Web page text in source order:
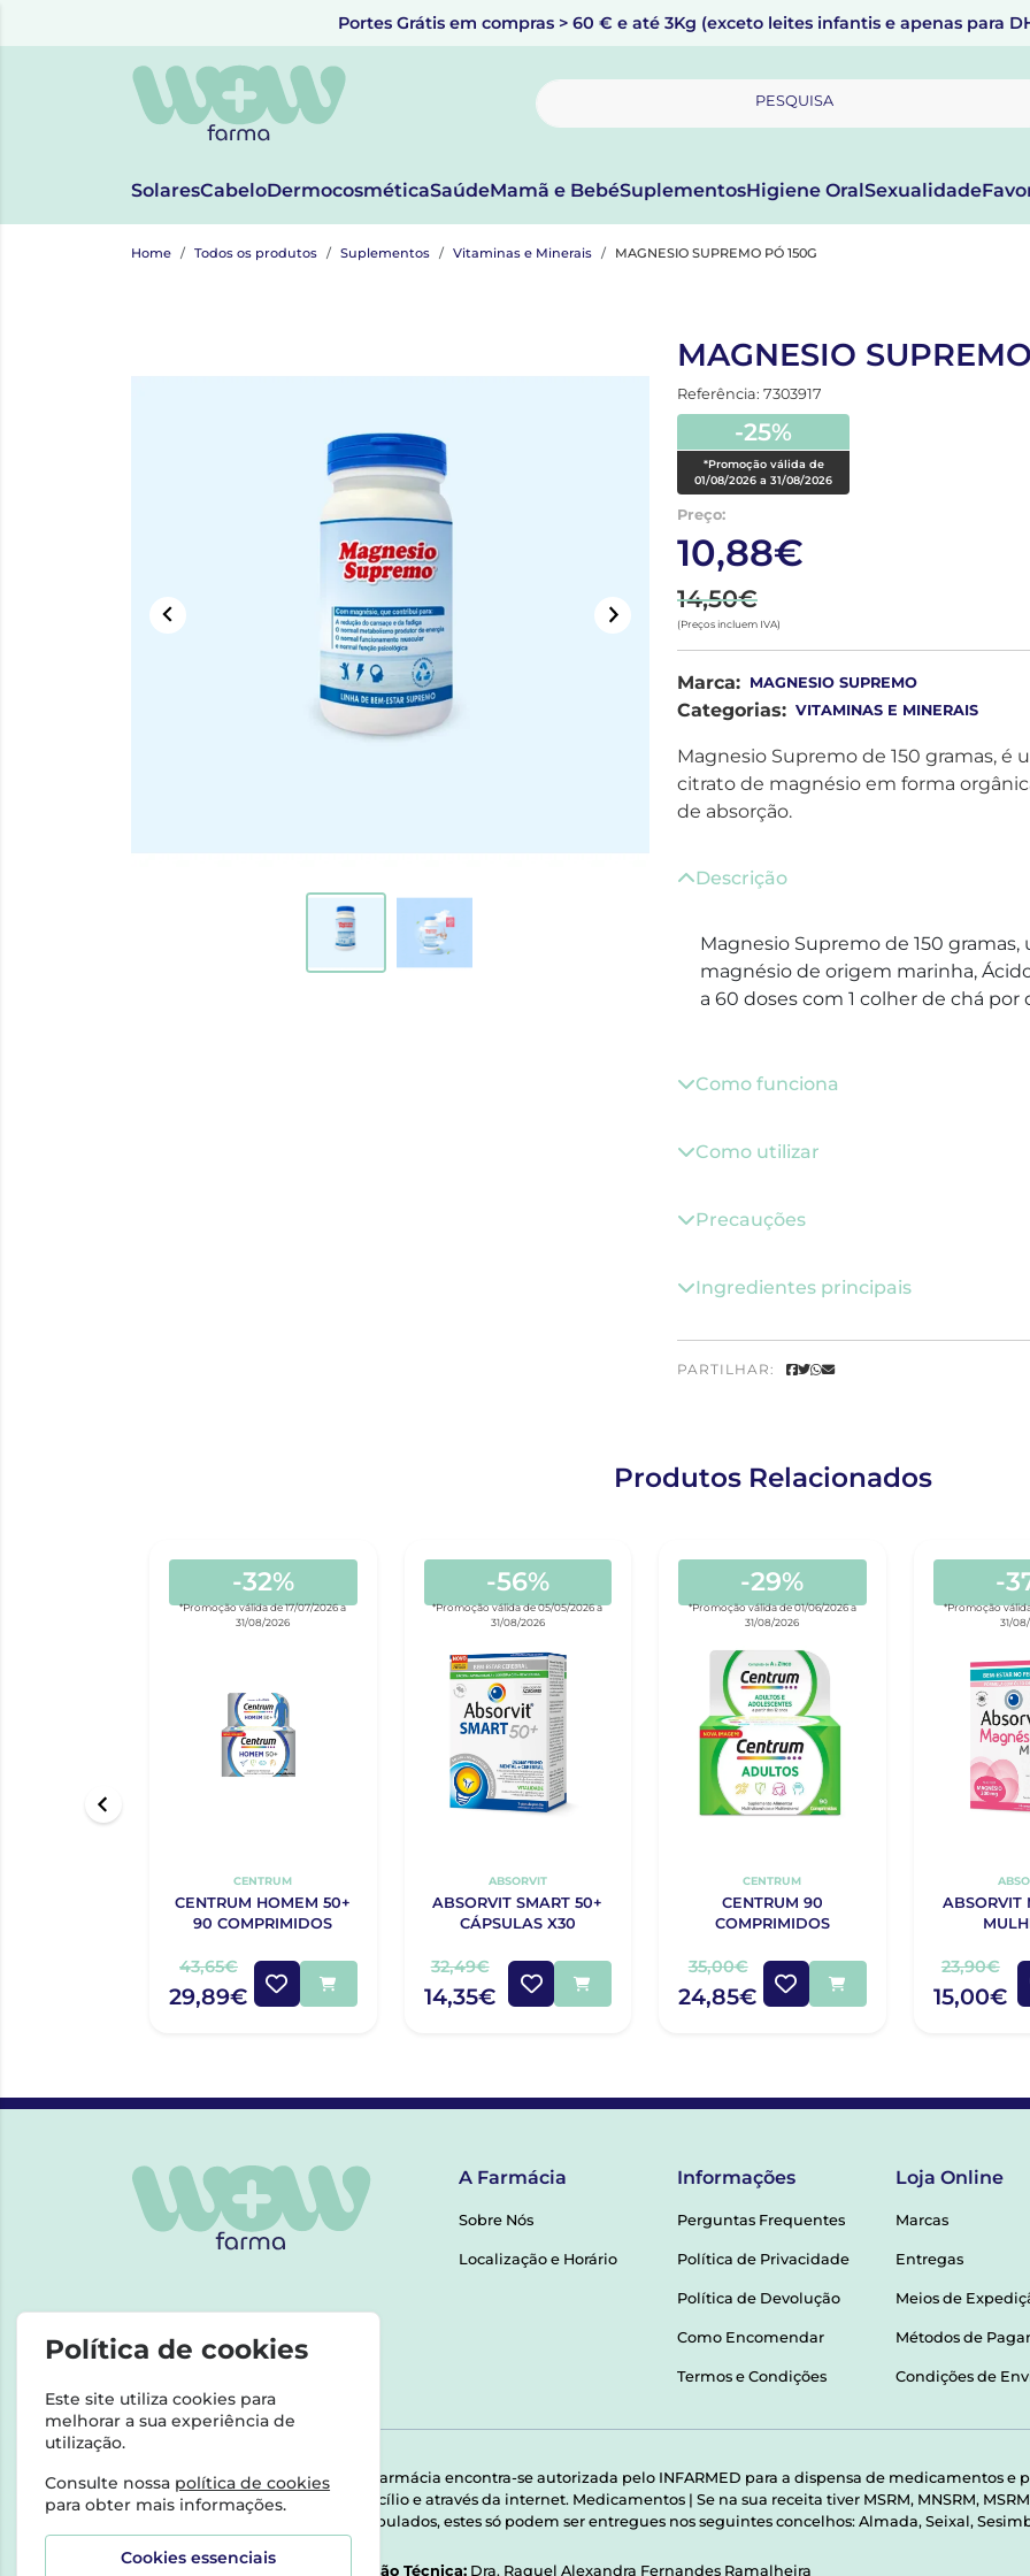
Portes Grátis em compras > 60 € e até 3Kg (exceto leites infantis e apenas para
PESQUISA
SolaresCabeloDermocosméticaSaúdeMamã e BebéSuplementosHigiene OralSexualidade
Home Todos os produtos Suplementos Vitaminas e Minerais MAGNESIO SUPREMO PÓ 150G
MAGNESIO
Referência: 7303917
-25%
*Promoção válida de
01/08/2026 a 31/08/2026
Preço:
10,88€
14,50€
(Preços incluem IVA)
Marca: MAGNESIO SUPREMO
Categorias: VITAMINAS E MINERAIS
Magnesio Supremo de 150 gramas,
citrato de magnésio em forma
de absorção.
Descrição
Magnesio Supremo de 150
magnésio de origem marinha,
a 60 doses com 1 colher de chá por
Como funciona
Como utilizar
Precauções
Ingredientes principais
PARTILHAR:
Produtos Relacionados
-32%
*Promoção válida de 17/07/2026 a
31/08/2026
CENTRUM
CENTRUM HOMEM 50+
90 COMPRIMIDOS
43,65€
29,89€
-56%
*Promoção válida de 05/05/2026 a
31/08/2026
ABSORVIT
ABSORVIT SMART 50+
CÁPSULAS X30
32,49€
14,35€
-29%
*Promoção válida de 01/06/2026 a
31/08/2026
CENTRUM
CENTRUM 90
COMPRIMIDOS
35,00€
24,85€
-
*Promoção
31/
ABSORVIT
23,90€
15,00€
A Farmácia
Sobre Nós
Localização e Horário
Informações
Perguntas Frequentes
Política de Privacidade
Política de Devolução
Como Encomendar
Termos e Condições
Loja Online
Marcas
Entregas
Meios de
Métodos de
Condições de
Esta farmácia encontra-se autorizada pelo INFARMED para a dispensa de medicamentos e
domicílio e através da internet. Medicamentos | Se na sua receita tiver MSRM, MNSRM,
Manipulados, estes só podem ser entregues nos seguintes concelhos: Almada, Seixal,
Direção Técnica: Dra. Raquel Alexandra Fernandes Ramalheira
Política de cookies
Este site utiliza cookies para
melhorar a sua experiência de
utilização.
Consulte nossa política de cookies
para obter mais informações.
Cookies essenciais